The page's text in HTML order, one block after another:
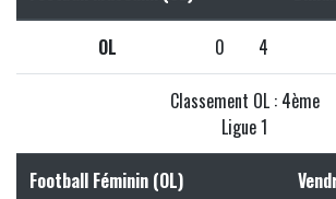
OL 0 4
Classement OL : 4ème
Ligue 1
Football Féminin (OL)